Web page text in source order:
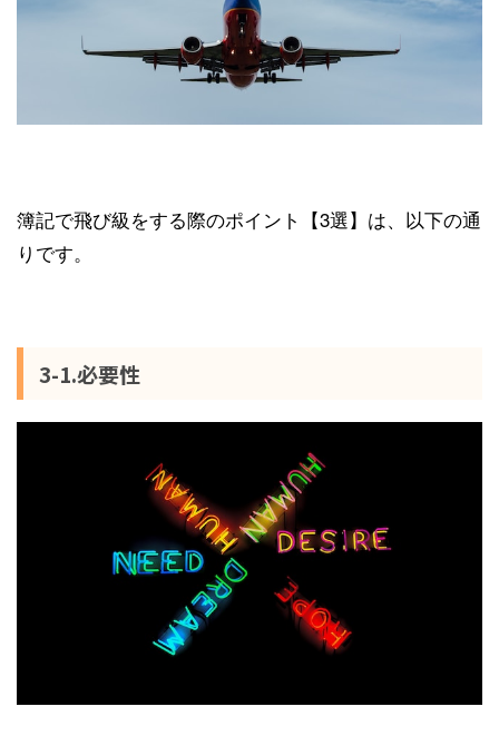
簿記で飛び級をする際のポイント【3選】は、以下の通
りです。
3-1.必要性